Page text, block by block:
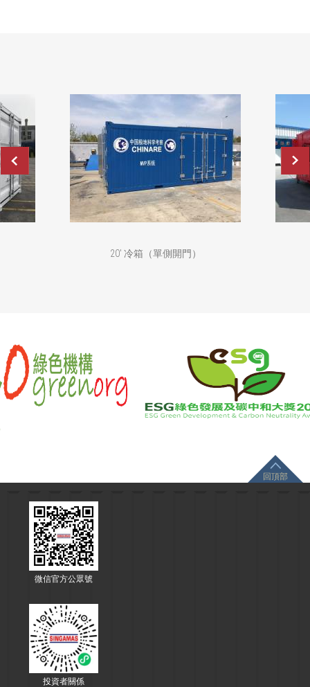
20' 冷箱（單側開門）
回頂部
微信官方公眾號
投資者關係